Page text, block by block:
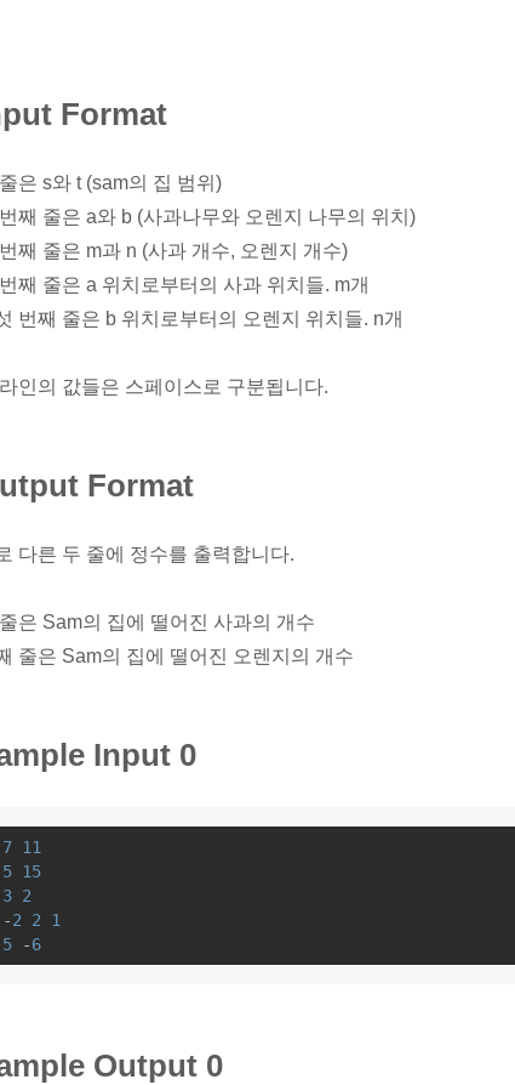
Format
은 s와 t (sam의 집 범위)
째 줄은 a와 b (사과나무와 오렌지 나무의 위치)
째 줄은 m과 n (사과 개수, 오렌지 개수)
째 줄은 a 위치로부터의 사과 위치들. m개
번째 줄은 b 위치로부터의 오렌지 위치들. n개
인의 값들은 스페이스로 구분됩니다.
Format
다른 두 줄에 정수를 출력합니다.
은 Sam의 집에 떨어진 사과의 개수
줄은 Sam의 집에 떨어진 오렌지의 개수
Input 0
7 11
5 15
3 2
-2 2
1
5 -6
Output 0